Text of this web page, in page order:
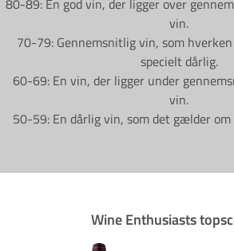
80-89: En god vin, der ligger over
vin.
70-79: Gennemsnitlig vin, som
specielt dårlig.
60-69: En vin, der ligger under
vin.
50-59: En dårlig vin, som det gælder
Wine Enthusiasts